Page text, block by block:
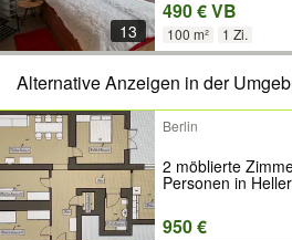
13
490 € VB
100 m² 1 Zi.
Alternative Anzeigen in der
Berlin
2 möblierte
Personen in
950 €